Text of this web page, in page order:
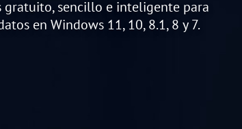
sencillo e inteligente para
en Windows 11, 10, 8.1, 8 y 7.